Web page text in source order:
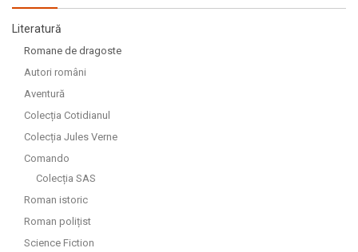
Literatură
Romane de dragoste
Autori români
Aventură
Colecția Cotidianul
Colecția Jules Verne
Comando
Colecția SAS
Roman istoric
Roman polițist
Science Fiction